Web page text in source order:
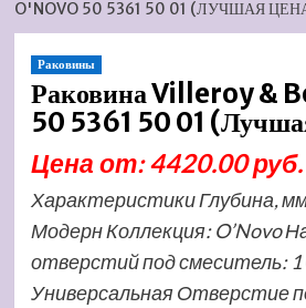
O'NOVO 50 5361 50 01 (ЛУЧШАЯ
Раковины
Раковина Villeroy &
50 5361 50 01
Цена от: 4420.00 руб.
Характеристики Глубина,
Модерн Коллекция: O’Novo
отверстий под смеситель:
Универсальная Отверстие